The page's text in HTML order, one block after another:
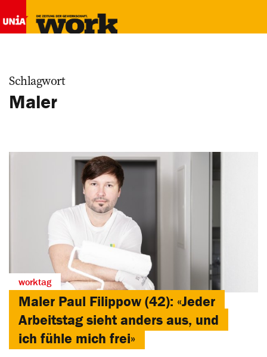
Schlagwort
Maler
worktag
Maler Paul Filippow (42): «Jeder
Arbeitstag sieht anders aus, und
ich fühle mich frei»